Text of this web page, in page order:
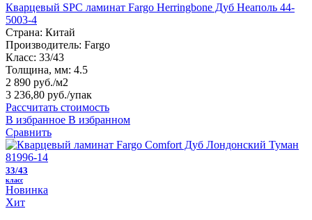
Кварцевый SPC ламинат Fargo Herringbone Дуб Неаполь 44-
5003-4
Страна: Китай
Производитель: Fargo
Класс: 33/43
Толщина, мм: 4.5
2 890 руб./м2
3 236,80 руб./упак
Рассчитать стоимость
В избранное В избранном
Сравнить
33/43
класс
Новинка
Хит